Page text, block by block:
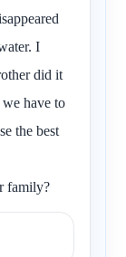
I
did it
have to
the best
family?